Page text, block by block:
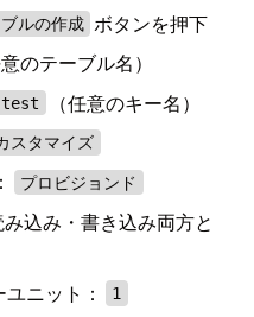
ルの作成 ボタンを押下
意のテーブル名）
test
（任意のキー名）
スタマイズ
プロビジョンド
み込み・書き込み両方と
ニット：
1